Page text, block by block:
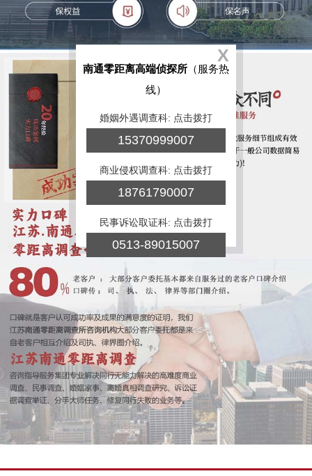
X
南通零距离高端侦探所 （服务热
线）
婚姻外遇调查科: 点击拨打
15370999007
商业侵权调查科: 点击拨打
18761790007
民事诉讼取证科: 点击拨打
0513-89015007